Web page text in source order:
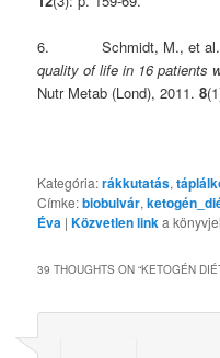
6. Schmidt, M., et
quality of life in 16 patients
Nutr Metab (Lond), 2011.8
Kategória:rákkutatás,
Címke:biobulvár,
Éva |Közvetlen linka
39 THOUGHTS ON “KETOGÉN